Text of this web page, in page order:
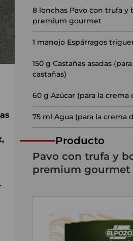
8 lonchas Pavo con trufa y
premium gourmet
1 manojo Espárragos
150 g Castañas asadas
castañas)
60 g Azúcar (para la crema
75 ml Agua (para la crema
Producto
Pavo con trufa y
premium gourmet